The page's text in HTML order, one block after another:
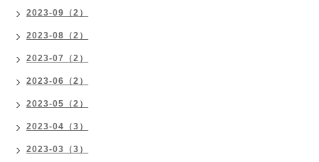
2023-09（2）
2023-08（2）
2023-07（2）
2023-06（2）
2023-05（2）
2023-04（3）
2023-03（3）